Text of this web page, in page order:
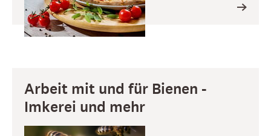
Arbeit mit und für Bienen -
Imkerei und mehr